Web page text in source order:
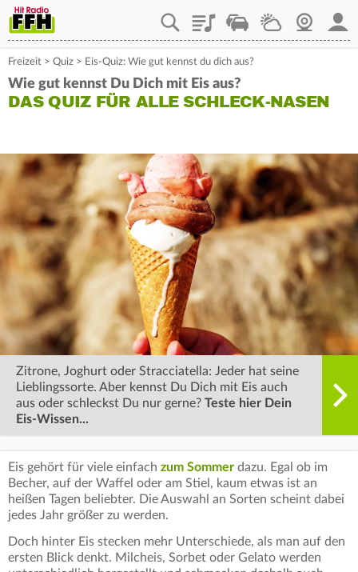
PlaylistStaupilotWetterWebcam
Freizeit > Quiz > Eis-Quiz: Wie gut kennst du dich aus?
Wie gut kennst Du Dich mit Eis aus?
DAS QUIZ FÜR ALLE SCHLECK-NASEN
Zitrone, Joghurt oder Stracciatella: Jeder hat seine
Lieblingssorte. Aber kennst Du Dich mit Eis auch
aus oder schleckst Du nur gerne? Teste hier Dein
Eis-Wissen...
Eis gehört für viele einfach zum Sommer dazu. Egal ob im
Becher, auf der Waffel oder am Stiel, kaum etwas ist an
heißen Tagen beliebter. Die Auswahl an Sorten scheint dabei
jedes Jahr größer zu werden.
Doch hinter Eis stecken mehr Unterschiede, als man auf den
ersten Blick denkt. Milcheis, Sorbet oder Gelato werden